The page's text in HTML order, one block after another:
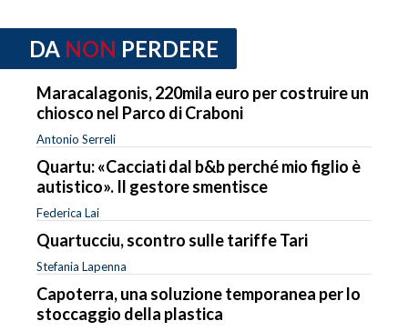
DA NON PERDERE
Maracalagonis, 220mila euro per costruire un
chiosco nel Parco di Craboni
Antonio Serreli
Quartu: «Cacciati dal b&b perché mio figlio è
autistico». Il gestore smentisce
Federica Lai
Quartucciu, scontro sulle tariffe Tari
Stefania Lapenna
Capoterra, una soluzione temporanea per lo
stoccaggio della plastica